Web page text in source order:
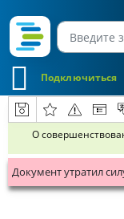
Подключиться
О
Документ утратил